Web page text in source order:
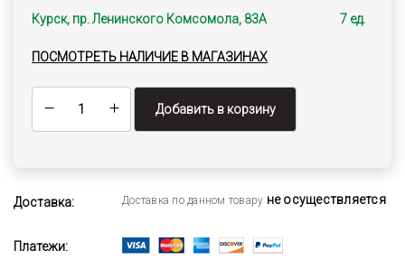
Курск, пр. Ленинского Комсомола, 83А
7 ед.
ПОСМОТРЕТЬ НАЛИЧИЕ В МАГАЗИНАХ
Добавить в корзину
Доставка: Доставка по данном товару не осуществляется
Платежи: